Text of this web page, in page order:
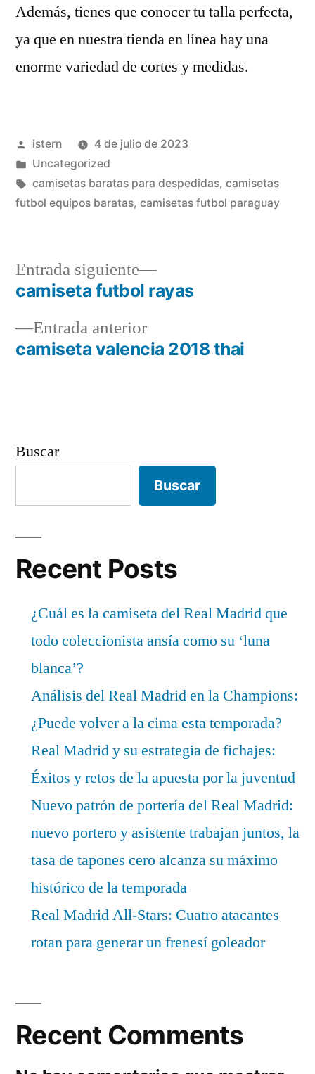
Además, tienes que conocer tu talla perfecta,
ya que en nuestra tienda en línea hay una
enorme variedad de cortes y medidas.
Publicado
por
istern
4 de julio de 2023
Publicado
en
Uncategorized
Etiquetas:
camisetas baratas para despedidas, camisetas
futbol equipos baratas, camisetas futbol paraguay
Navegación
deEntrada anteriorEntrada
anterior:
camiseta valencia 2018 thai
Entrada siguiente
Entrada
siguiente:
camiseta futbol rayas
Buscar
Buscar
Recent Posts
¿Cuál es la camiseta del Real Madrid que
todo coleccionista ansía como su ‘luna
blanca’?
Análisis del Real Madrid en la Champions:
¿Puede volver a la cima esta temporada?
Real Madrid y su estrategia de fichajes:
Éxitos y retos de la apuesta por la juventud
Nuevo patrón de portería del Real Madrid:
nuevo portero y asistente trabajan juntos, la
tasa de tapones cero alcanza su máximo
histórico de la temporada
Real Madrid All-Stars: Cuatro atacantes
rotan para generar un frenesí goleador
Recent Comments